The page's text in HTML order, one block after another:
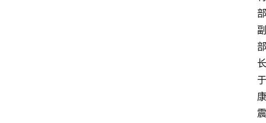
部
副
部
长
于
康
震